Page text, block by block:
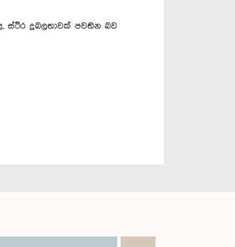
ස්ථිර දුබලතාවක් පවතින බව